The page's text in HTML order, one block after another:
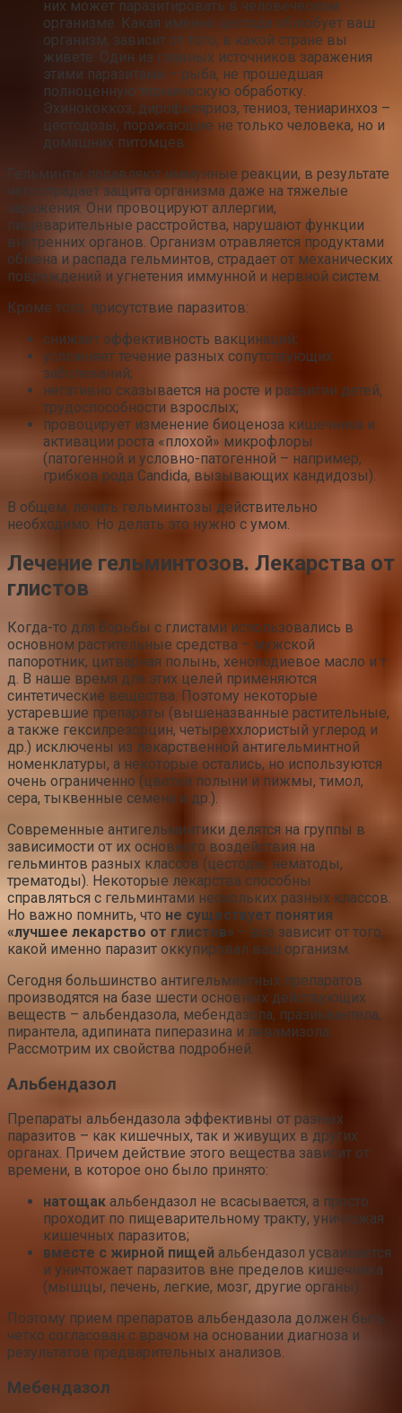
них может паразитировать в человеческом
организме. Какая именно цестода облюбует ваш
организм, зависит от того, в какой стране вы
живете. Один из главных источников заражения
этими паразитами – рыба, не прошедшая
полноценную термическую обработку.
Эхинококкоз, дирофиляриоз, тениоз, тениаринхоз –
цестодозы, поражающие не только человека, но и
домашних питомцев.
Гельминты подавляют иммунные реакции, в результате
чего страдает защита организма даже на тяжелые
заражения. Они провоцируют аллергии,
пищеварительные расстройства, нарушают функции
внутренних органов. Организм отравляется продуктами
обмена и распада гельминтов, страдает от механических
повреждений и угнетения иммунной и нервной систем.
Кроме того, присутствие паразитов:
снижает эффективность вакцинаций;
усложняет течение разных сопутствующих
заболеваний;
негативно сказывается на росте и развитии детей,
трудоспособности взрослых;
провоцирует изменение биоценоза кишечника и
активации роста «плохой» микрофлоры
(патогенной и условно-патогенной – например,
грибков рода Candida, вызывающих кандидозы).
В общем, лечить гельминтозы действительно
необходимо. Но делать это нужно с умом.
Лечение гельминтозов. Лекарства от
глистов
Когда-то для борьбы с глистами использовались в
основном растительные средства – мужской
папоротник, цитварная полынь, хеноподиевое масло и т.
д. В наше время для этих целей применяются
синтетические вещества. Поэтому некоторые
устаревшие препараты (вышеназванные растительные,
а также гексилрезорцин, четыреххлористый углерод и
др.) исключены из лекарственной антигельминтной
номенклатуры, а некоторые остались, но используются
очень ограниченно (цветки полыни и пижмы, тимол,
сера, тыквенные семена и др.).
Современные антигельминтики делятся на группы в
зависимости от их основного воздействия на
гельминтов разных классов (цестоды, нематоды,
трематоды). Некоторые лекарства способны
справляться с гельминтами нескольких разных классов.
Но важно помнить, что не существует понятия
«лучшее лекарство от глистов» – всё зависит от того,
какой именно паразит оккупировал ваш организм.
Сегодня большинство антигельминтных препаратов
производятся на базе шести основных действующих
веществ – альбендазола, мебендазола, празиквантела,
пирантела, адипината пиперазина и левамизола.
Рассмотрим их свойства подробней.
Альбендазол
Препараты альбендазола эффективны от разных
паразитов – как кишечных, так и живущих в других
органах. Причем действие этого вещества зависит от
времени, в которое оно было принято:
натощак альбендазол не всасывается, а просто
проходит по пищеварительному тракту, уничтожая
кишечных паразитов;
вместе с жирной пищей альбендазол усваивается
и уничтожает паразитов вне пределов кишечника
(мышцы, печень, легкие, мозг, другие органы).
Поэтому прием препаратов альбендазола должен быть
четко согласован с врачом на основании диагноза и
результатов предварительных анализов.
Мебендазол